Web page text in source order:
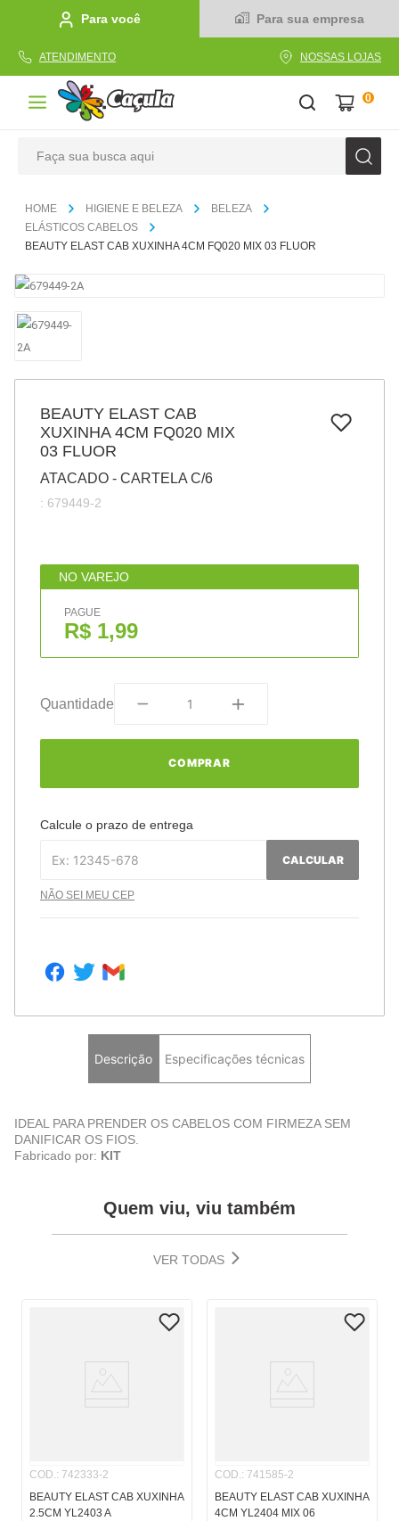
Para você Para sua empresa
ATENDIMENTO NOSSAS LOJAS
0
HIGIENE E BELEZA
BELEZA
ELÁSTICOS CABELOS
BEAUTY ELAST CAB XUXINHA 4CM FQ020 MIX 03 FLUOR
BEAUTY ELAST CAB
XUXINHA 4CM FQ020 MIX
03 FLUOR
ATACADO - CARTELA C/6
: 679449-2
NO VAREJO
PAGUE
R$ 1,99
Quantidade
COMPRAR
Calcule o prazo de entrega
CALCULAR
NÃO SEI MEU CEP
Descrição Especificações técnicas
IDEAL PARA PRENDER OS CABELOS COM FIRMEZA SEM
DANIFICAR OS FIOS.
Fabricado por: KIT
Quem viu, viu também
VER TODAS
COD.: 742333-2
BEAUTY ELAST CAB XUXINHA
2.5CM YL2403 A
COD.: 741585-2
BEAUTY ELAST CAB XUXINHA
4CM YL2404 MIX 06
1º caderno
3º caneta
4 º tecido
5
6º pincel
papel
cola
barbante
º havaianas